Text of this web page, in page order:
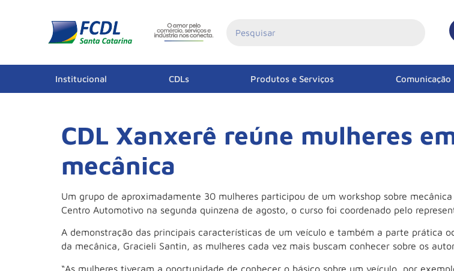
Institucional CDLs Produtos e Serviços Comunicação
CDL Xanxerê reúne mulheres
mecânica
Um grupo de aproximadamente 30 mulheres participou de um workshop sobre
Centro Automotivo na segunda quinzena de agosto, o curso foi coordenado pelo
A demonstração das principais características de um veículo e também a parte prática
da mecânica, Gracieli Santin, as mulheres cada vez mais buscam conhecer sobre os
“As mulheres tiveram a oportunidade de conhecer o básico sobre um veículo, por